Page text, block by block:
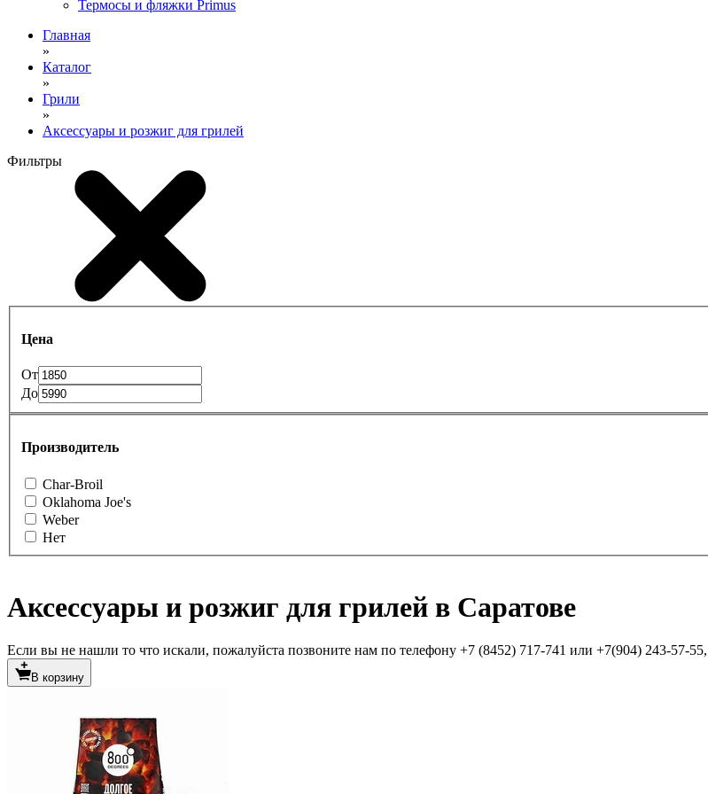
Термосы и фляжки Primus
Главная
»
Каталог
»
Грили
»
Аксессуары и розжиг для грилей
Фильтры
Цена
От
До
Производитель
Char-Broil
Oklahoma Joe's
Weber
Нет
Аксессуары и розжиг для грилей в Саратове
Если вы не нашли то что искали, пожалуйста позвоните нам по телефону +7 (8452) 717-741 или +7(904) 243-57-
В корзину